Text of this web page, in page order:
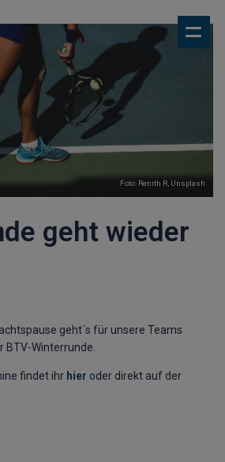
Foto: Renith R Unsplash
geht wieder
geht´s für unsere Teams
BTV-Winterrunde.
findet ihr hier oder direkt auf der